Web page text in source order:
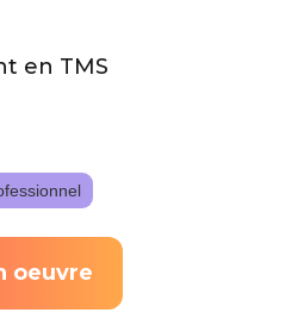
en TMS
oeuvre